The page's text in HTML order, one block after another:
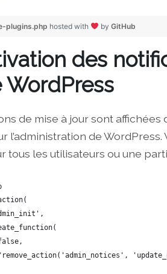
plugins.php hosted with by GitHub
des
WordPress
de mise à jour sont
l’administration de
tous les utilisateurs ou une